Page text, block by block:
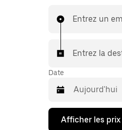
Entrez un
Entrez la
Date
Appuyez
Afficher les prix